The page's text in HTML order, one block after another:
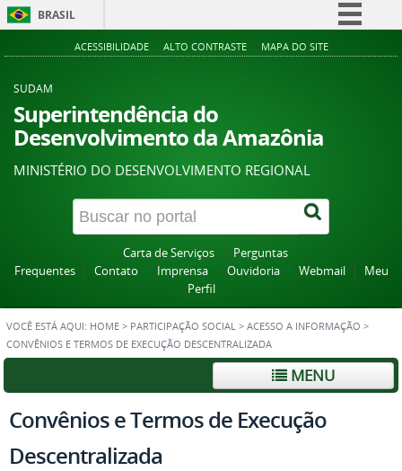
BRASIL
Simplifique!
Acesso à informação
ACESSIBILIDADE ALTO CONTRASTE MAPA DO SITE
SUDAM
Superintendência do
Desenvolvimento da Amazônia
MINISTÉRIO DO DESENVOLVIMENTO REGIONAL
Carta de Serviços
Perguntas
Frequentes
Contato Imprensa Ouvidoria Webmail
Meu
Perfil
VOCÊ ESTÁ AQUI: HOME > PARTICIPAÇÃO SOCIAL > ACESSO A INFORMAÇÃO >
CONVÊNIOS E TERMOS DE EXECUÇÃO DESCENTRALIZADA
MENU
Convênios e Termos de Execução
Descentralizada